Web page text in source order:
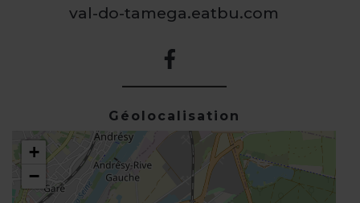
val-do-tamega.eatbu.com
Géolocalisation
+
−